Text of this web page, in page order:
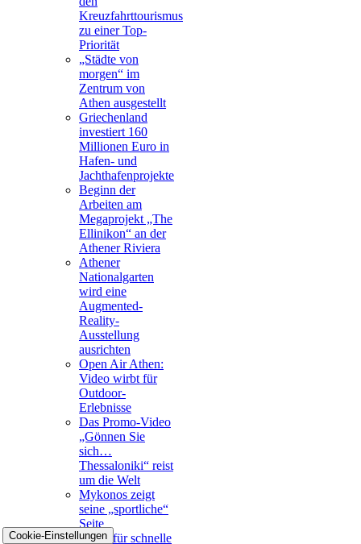
Kreuzfahrttourismus
zu einer Top-
Priorität
„Städte von
morgen“ im
Zentrum von
Athen ausgestellt
Griechenland
investiert 160
Millionen Euro in
Hafen- und
Jachthafenprojekte
Beginn der
Arbeiten am
Megaprojekt „The
Ellinikon“ an der
Athener Riviera
Athener
Nationalgarten
wird eine
Augmented-
Reality-
Ausstellung
ausrichten
Open Air Athen:
Video wirbt für
Outdoor-
Erlebnisse
Das Promo-Video
„Gönnen Sie
sich…
Thessaloniki“ reist
um die Welt
Mykonos zeigt
seine „sportliche“
Seite
Metro für schnelle
Cookie-Einstellungen